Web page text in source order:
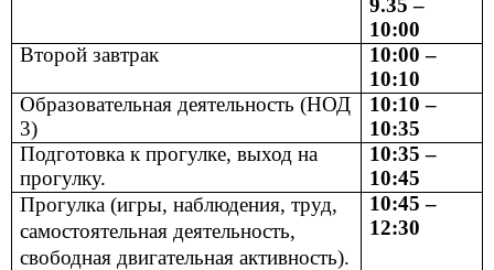
10:00
Второй завтрак
10:00 –
10:10
Образовательная деятельность (НОД
3)
10:10 –
10:35
Подготовка к прогулке, выход на
прогулку.
10:35 –
10:45
Прогулка (игры, наблюдения, труд,
самостоятельная деятельность,
свободная двигательная активность).
10:45 –
12:30